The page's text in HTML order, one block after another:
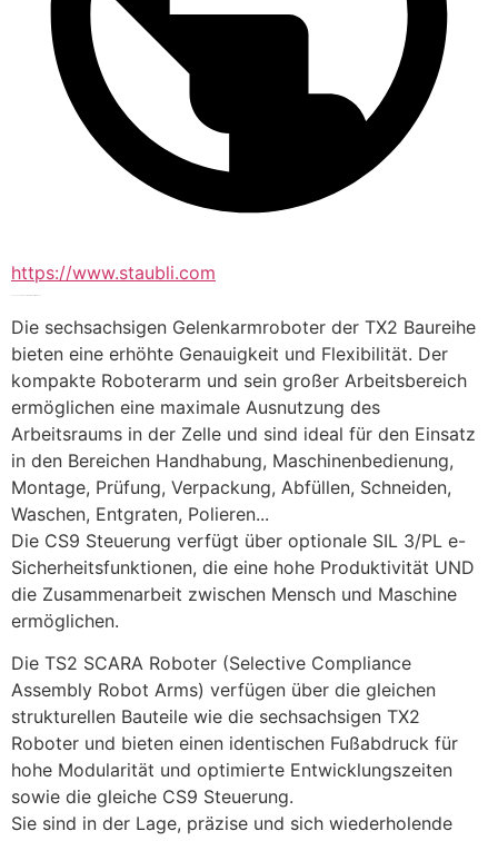
https://www.staubli.com
Die sechsachsigen Gelenkarmroboter der TX2 Baureihe
bieten eine erhöhte Genauigkeit und Flexibilität. Der
kompakte Roboterarm und sein großer Arbeitsbereich
ermöglichen eine maximale Ausnutzung des
Arbeitsraums in der Zelle und sind ideal für den Einsatz
in den Bereichen Handhabung, Maschinenbedienung,
Montage, Prüfung, Verpackung, Abfüllen, Schneiden,
Waschen, Entgraten, Polieren...
Die CS9 Steuerung verfügt über optionale SIL 3/PL e-
Sicherheitsfunktionen, die eine hohe Produktivität UND
die Zusammenarbeit zwischen Mensch und Maschine
ermöglichen.
Die TS2 SCARA Roboter (Selective Compliance
Assembly Robot Arms) verfügen über die gleichen
strukturellen Bauteile wie die sechsachsigen TX2
Roboter und bieten einen identischen Fußabdruck für
hohe Modularität und optimierte Entwicklungszeiten
sowie die gleiche CS9 Steuerung.
Sie sind in der Lage, präzise und sich wiederholende